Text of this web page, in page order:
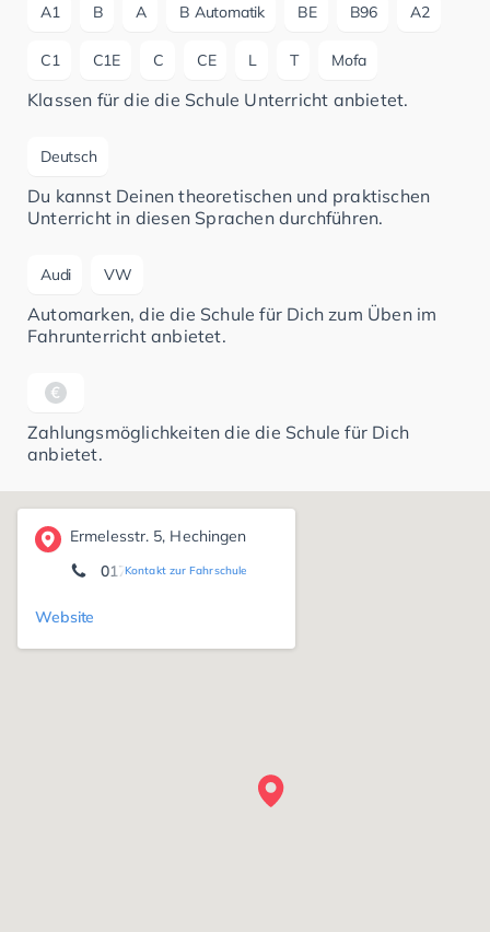
A1 B A B Automatik BE B96 A2
C1 C1E C CE L T Mofa
Klassen für die die Schule Unterricht anbietet.
Deutsch
Du kannst Deinen theoretischen und praktischen
Unterricht in diesen Sprachen durchführen.
Audi VW
Automarken, die die Schule für Dich zum Üben im
Fahrunterricht anbietet.
Zahlungsmöglichkeiten die die Schule für Dich
anbietet.
Ermelesstr. 5, Hechingen
Kontakt zur Fahrschule
0171 7 84 20 47
Website